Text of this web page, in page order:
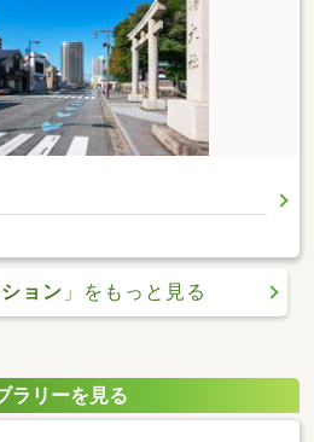
ョン 」をもっと見る
ラリーを見る